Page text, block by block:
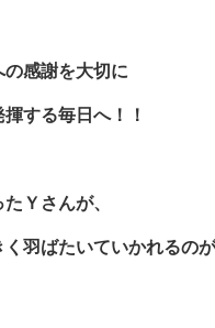
の感謝を大切に
する毎日へ！！
Ｙさんが、
羽ばたいていかれるの